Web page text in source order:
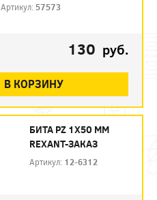
Артикул: 57573
130 руб.
В КОРЗИНУ
БИТА PZ 1X50 ММ
REXANT-ЗАКАЗ
Артикул: 12-6312